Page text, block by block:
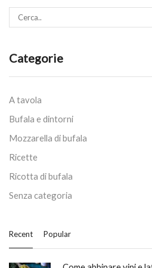
Categorie
A tavola
Bufala e dintorni
Mozzarella di bufala
Ricette
Ricotta di bufala
Senza categoria
Recent Popular